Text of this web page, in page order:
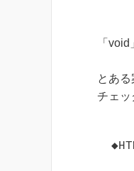
「
とあ
チェッ